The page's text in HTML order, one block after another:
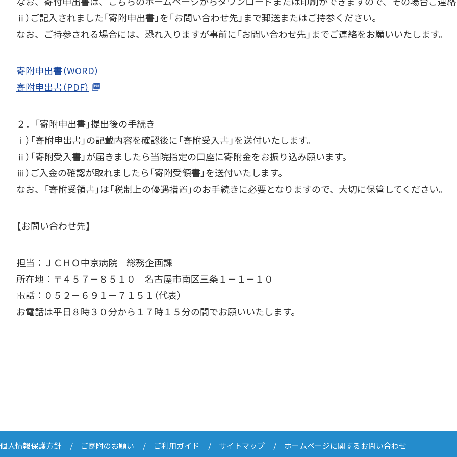
ⅱ）ご記入されました「寄附申出書」を「お問い合わせ先」まで郵送またはご持参ください。
なお、ご持参される場合には、恐れ入りますが事前に「お問い合わせ先」までご連絡をお願いいたします。
寄附申出書（WORD）
寄附申出書（PDF）
２．「寄附申出書」提出後の手続き
ⅰ）「寄附申出書」の記載内容を確認後に「寄附受入書」を送付いたします。
ⅱ）「寄附受入書」が届きましたら当院指定の口座に寄附金をお振り込み願います。
ⅲ）ご入金の確認が取れましたら「寄附受領書」を送付いたします。
なお、「寄附受領書」は「税制上の優遇措置」のお手続きに必要となりますので、大切に保管してください。
【お問い合わせ先】
担当：ＪＣＨＯ中京病院 総務企画課
所在地：〒４５７－８５１０ 名古屋市南区三条１－１－１０
電話：０５２－６９１－７１５１（代表）
お電話は平日８時３０分から１７時１５分の間でお願いいたします。
個人情報保護方針 ご寄附のお願い ご利用ガイド サイトマップ ホームページに関するお問い合わせ